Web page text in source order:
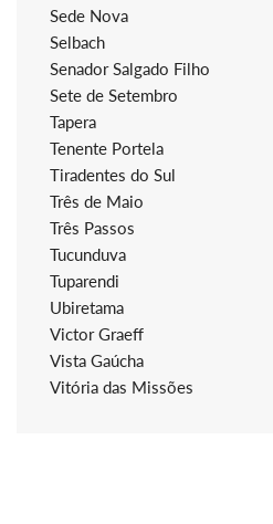
Sede Nova
Selbach
Senador Salgado Filho
Sete de Setembro
Tapera
Tenente Portela
Tiradentes do Sul
Três de Maio
Três Passos
Tucunduva
Tuparendi
Ubiretama
Victor Graeff
Vista Gaúcha
Vitória das Missões